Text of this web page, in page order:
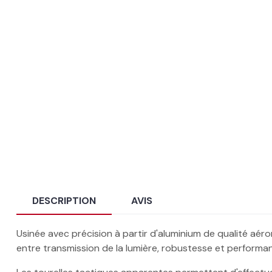
DESCRIPTION AVIS
Usinée avec précision à partir d'aluminium de qualité
entre transmission de la lumière, robustesse et